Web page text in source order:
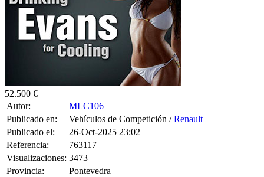
52.500 €
Autor:
MLC106
Publicado en:
Vehículos de Competición /Renault
Publicado el:
26-Oct-2025 23:02
Referencia:
763117
Visualizaciones: 3473
Provincia:
Pontevedra